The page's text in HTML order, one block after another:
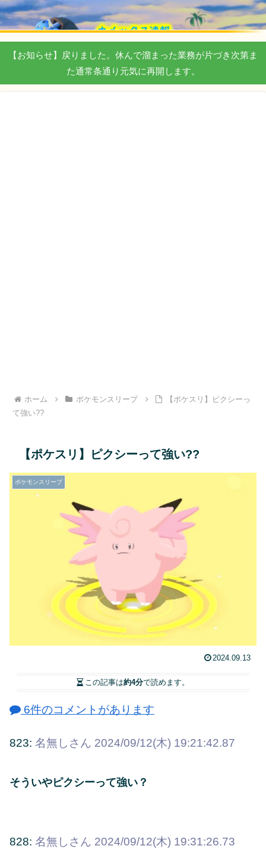
【お知らせ】戻りました。休んで溜まった業務が片づき次第ま
た通常条通り元気に再開します。
ホーム ポケモンスリープ
【ポケスリ】ピクシーっ
て強い??
【ポケスリ】ピクシーって強い??
ポケモンスリープ
2024.09.13
この記事は約4分で読めます。
6件のコメントがあります
823: 名無しさん 2024/09/12(木) 19:21:42.87
そういやピクシーって強い？
828: 名無しさん 2024/09/12(木) 19:31:26.73